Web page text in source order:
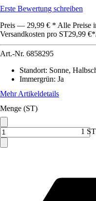
Erste Bewertung schreiben
Preis — 29,99 € * Alle Preise
Versandkosten pro ST29,99 €*
Art.-Nr. 6858295
Standort: Sonne,
Immergrün: Ja
Mehr Artikeldetails
Menge (ST)
1 ST